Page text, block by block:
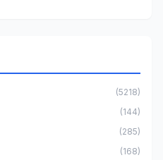
(5218)
(144)
(285)
(168)